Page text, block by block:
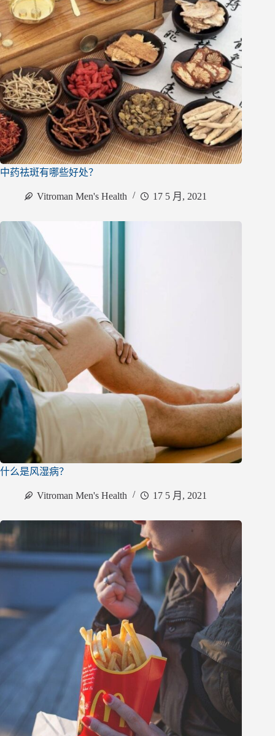
中药祛斑有哪些好处？
Vitroman Men's Health 17 5 月, 2021
什么是风湿病？
Vitroman Men's Health 17 5 月, 2021